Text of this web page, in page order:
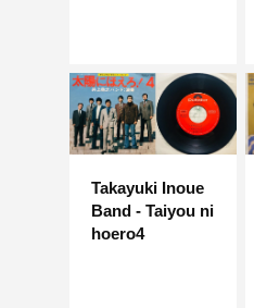
Takayuki Inoue
Band - Taiyou ni
hoero4